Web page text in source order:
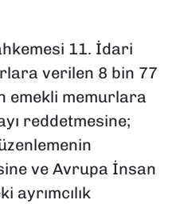
11. İdari
verilen 8 bin 77
emekli memurlara
reddetmesine;
ve Avrupa İnsan
ayrımcılık